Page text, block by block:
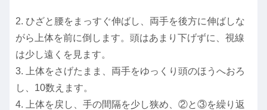
2. ひざと腰をまっすぐ伸ばし、両手を後方に伸ばしな
がら上体を前に倒します。頭はあまり下げずに、視線
は少し遠くを見ます。
3. 上体をさげたまま、両手をゆっくり頭のほうへおろ
し、10数えます。
4. 上体を戻し、手の間隔を少し狭め、②と③を繰り返